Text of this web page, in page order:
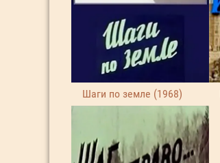
Шаги по земле (1968)